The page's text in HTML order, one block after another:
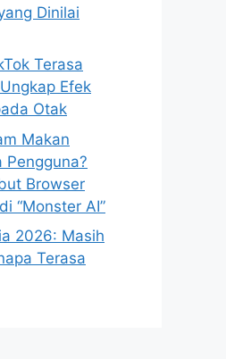
Dinilai
Terasa
Efek
Otak
Makan
Pengguna?
Browser
“Monster AI”
2026: Masih
Terasa